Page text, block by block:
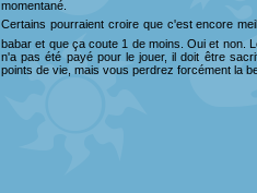
momentané.
Certains pourraient croire que c'est encore
babar et que ça coute 1 de moins. Oui et non.
n'a pas été payé pour le jouer, il doit être
points de vie, mais vous perdrez forcément la